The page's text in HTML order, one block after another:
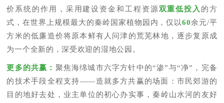
价系统的作用，采用建设资金和工程资源双重低投入 的方
式，在世界上规模最大的秦岭国家植物园内，仅以60余元/平
方米的低廉造价将原本鲜有人问津的荒芜林地，逐步复原成
为一个全新的，深受欢迎的湿地公园。
更多的共赢： 聚焦海绵城市六字方针中的“渗”与“净”，完备
的技术手段全程支持——造就多方共赢的场面：市民郊游的
目的地好去处，业主单位的初心办实事，秦岭山水河的友好